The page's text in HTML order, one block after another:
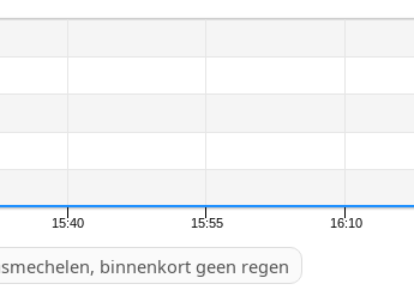
15:40 15:55 16:10
binnenkort geen regen